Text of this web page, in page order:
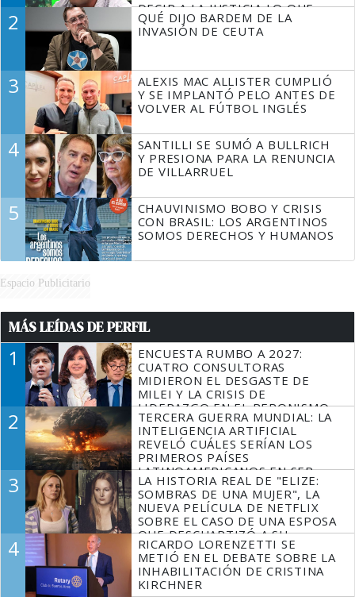
DECIR A LA JUSTICIA LO QUE
TIENE QUE HACER"
2
QUÉ DIJO BARDEM DE LA
INVASIÓN DE CEUTA
3
ALEXIS MAC ALLISTER CUMPLIÓ
Y SE IMPLANTÓ PELO ANTES DE
VOLVER AL FÚTBOL INGLÉS
4
SANTILLI SE SUMÓ A BULLRICH
Y PRESIONA PARA LA RENUNCIA
DE VILLARRUEL
5
CHAUVINISMO BOBO Y CRISIS
CON BRASIL: LOS ARGENTINOS
SOMOS DERECHOS Y HUMANOS
Espacio Publicitario
MÁS LEÍDAS DE PERFIL
1
ENCUESTA RUMBO A 2027:
CUATRO CONSULTORAS
MIDIERON EL DESGASTE DE
MILEI Y LA CRISIS DE
LIDERAZGO EN EL PERONISMO
2
TERCERA GUERRA MUNDIAL: LA
INTELIGENCIA ARTIFICIAL
REVELÓ CUÁLES SERÍAN LOS
PRIMEROS PAÍSES
LATINOAMERICANOS EN SER
DERROTADOS
3
LA HISTORIA REAL DE "ELIZE:
SOMBRAS DE UNA MUJER", LA
NUEVA PELÍCULA DE NETFLIX
SOBRE EL CASO DE UNA ESPOSA
QUE DESCUARTIZÓ A SU
MARIDO
4
RICARDO LORENZETTI SE
METIÓ EN EL DEBATE SOBRE LA
INHABILITACIÓN DE CRISTINA
KIRCHNER